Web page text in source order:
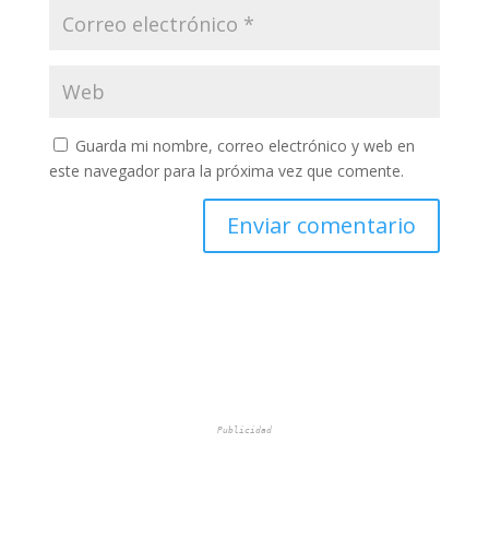
Guarda mi nombre, correo electrónico y web en
este navegador para la próxima vez que comente.
Publicidad